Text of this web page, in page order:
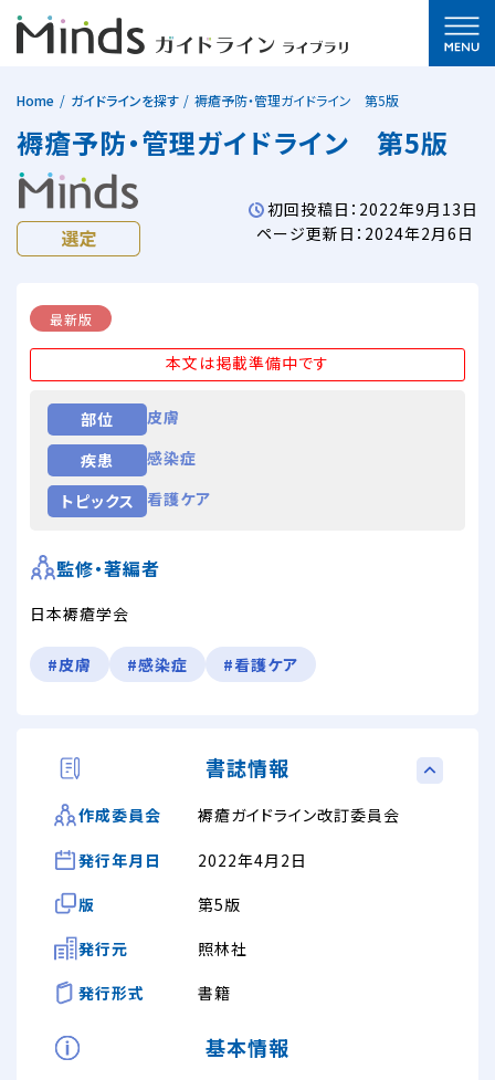
Home ガイドラインを探す 褥瘡予防・管理ガイドライン 第5版
褥瘡予防・管理ガイドライン 第5版
初回投稿日：2022年9月13日
ページ更新日：2024年2月6日
最新版
本文は掲載準備中です
部位
皮膚
疾患
感染症
トピックス
看護ケア
監修・著編者
日本褥瘡学会
#皮膚 #感染症 #看護ケア
書誌情報
作成委員会 褥瘡ガイドライン改訂委員会
発行年月日
2022年4月2日
版
第5版
発行元
照林社
発行形式
書籍
基本情報